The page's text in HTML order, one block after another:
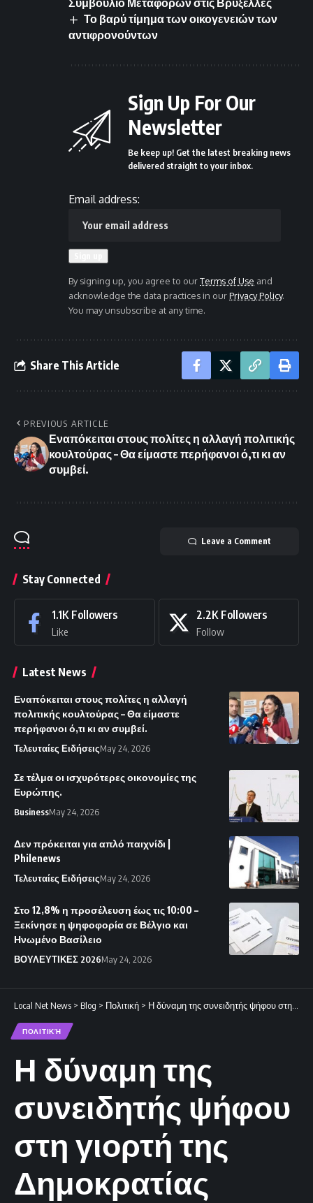
Το βαρύ τίμημα των οικογενειών των
αντιφρονούντων
Sign Up For Our
Newsletter
Be keep up! Get the latest breaking news
delivered straight to your inbox.
Email address:
By signing up, you agree to ourTerms of Use and
acknowledge the data practices in ourPrivacy Policy.
You may unsubscribe at any time.
Share This Article
PREVIOUS ARTICLE
Εναπόκειται στους πολίτες η αλλαγή πολιτικής
κουλτούρας – Θα είμαστε περήφανοι ό,τι κι αν
συμβεί.
Leave a Comment
Stay Connected
1.1K Followers
Like
2.2K Followers
Follow
Latest News
Εναπόκειται στους πολίτες η αλλαγή
πολιτικής κουλτούρας – Θα είμαστε
περήφανοι ό,τι κι αν συμβεί.
Τελευταίες ΕιδήσειςMay 24, 2026
Σε τέλμα οι ισχυρότερες οικονομίες της
Ευρώπης.
BusinessMay 24, 2026
Δεν πρόκειται για απλό παιχνίδι |
Philenews
Τελευταίες ΕιδήσειςMay 24, 2026
Στο 12,8% η προσέλευση έως τις 10:00 –
Ξεκίνησε η ψηφοφορία σε Βέλγιο και
Ηνωμένο Βασίλειο
ΒΟΥΛΕΥΤΙΚΕΣ 2026May 24, 2026
Local Net News > Blog > Πολιτική > Η δύναμη της συνειδητής ψήφου στη γιορτή της Δημοκρατίας
ΠΟΛΙΤΙΚΉ
Η δύναμη της
συνειδητής ψήφου
στη γιορτή της
Δημοκρατίας